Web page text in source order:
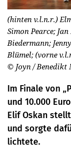
(hinten v.l.n.r.)
Simon Pearce;
Biedermann;
Blümel; (vorne
© Joyn / Benedikt
Im Finale von
und 10.000
Elif Oskan
und sorgte
lichtete.